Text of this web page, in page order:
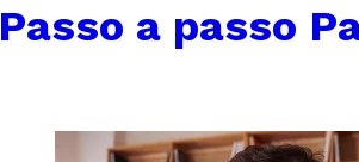
Passo a passo